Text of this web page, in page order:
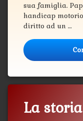
sua famiglia.
handicap
diritto ad un …
La